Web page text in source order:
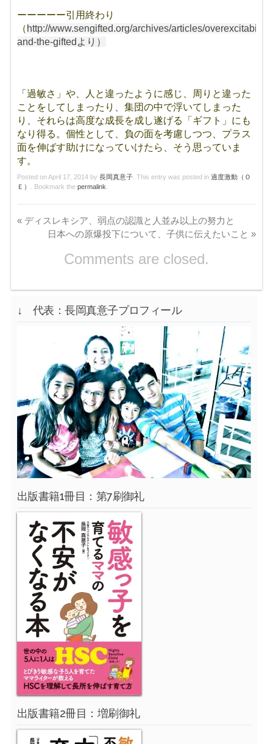
ーーーーー引用終わり
（ http://www.sengifted.org/archives/articles/overexcitability-
and-the-giftedより）
「過敏さ」や、人と違ったように感じ、周りと違った
ことをしてしまったり、集団の中で浮いてしまった
り、それらは高度な成長を成し遂げる「ギフト」にも
なり得る。個性として、負の面を考慮しつつ、プラス
面を伸ばす助けになっていけたら、そう思っていま
す。
Posted onApril 17, 2014 by 長岡真意子. This entry was posted in 過度激動（Ｏ
Ｅ）
. Bookmark the permalink
«ディスレキシア、弱点の認識と人並み以上の努力と
日本への原爆投下について、子供に伝えたいこと»
Comments are closed.
↓ 代表：長岡真意子プロフィール
出版書籍1冊目：第7刷御礼
出版書籍2冊目：増刷御礼